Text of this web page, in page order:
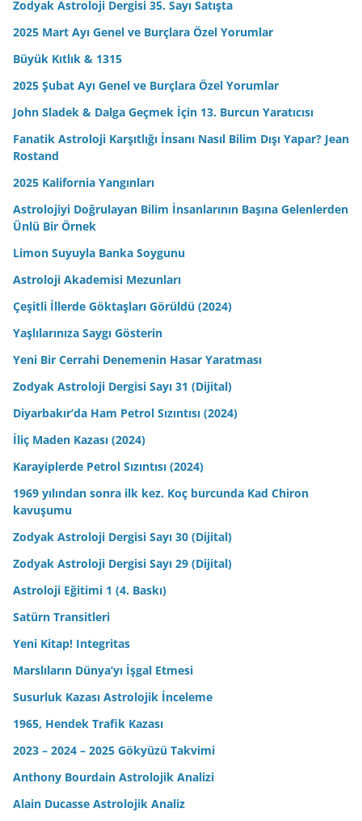
Zodyak Astroloji Dergisi 35. Sayı Satışta
2025 Mart Ayı Genel ve Burçlara Özel Yorumlar
Büyük Kıtlık & 1315
2025 Şubat Ayı Genel ve Burçlara Özel Yorumlar
John Sladek & Dalga Geçmek İçin 13. Burcun Yaratıcısı
Fanatik Astroloji Karşıtlığı İnsanı Nasıl Bilim Dışı Yapar? Jean
Rostand
2025 Kalifornia Yangınları
Astrolojiyi Doğrulayan Bilim İnsanlarının Başına Gelenlerden
Ünlü Bir Örnek
Limon Suyuyla Banka Soygunu
Astroloji Akademisi Mezunları
Çeşitli İllerde Göktaşları Görüldü (2024)
Yaşlılarınıza Saygı Gösterin
Yeni Bir Cerrahi Denemenin Hasar Yaratması
Zodyak Astroloji Dergisi Sayı 31 (Dijital)
Diyarbakır’da Ham Petrol Sızıntısı (2024)
İliç Maden Kazası (2024)
Karayiplerde Petrol Sızıntısı (2024)
1969 yılından sonra ilk kez. Koç burcunda Kad Chiron
kavuşumu
Zodyak Astroloji Dergisi Sayı 30 (Dijital)
Zodyak Astroloji Dergisi Sayı 29 (Dijital)
Astroloji Eğitimi 1 (4. Baskı)
Satürn Transitleri
Yeni Kitap! Integritas
Marslıların Dünya’yı İşgal Etmesi
Susurluk Kazası Astrolojik İnceleme
1965, Hendek Trafik Kazası
2023 – 2024 – 2025 Gökyüzü Takvimi
Anthony Bourdain Astrolojik Analizi
Alain Ducasse Astrolojik Analiz